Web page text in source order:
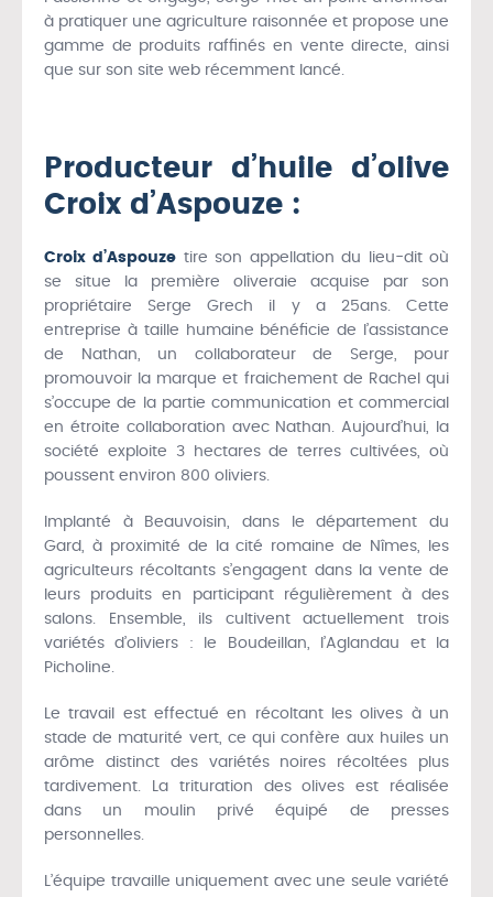
à pratiquer une agriculture raisonnée et propose une
gamme de produits raffinés en vente directe, ainsi
que sur son site web récemment lancé.
Producteur d’huile d’olive
Croix d’Aspouze :
Croix d’Aspouze tire son appellation du lieu-dit où
se situe la première oliveraie acquise par son
propriétaire Serge Grech il y a 25ans. Cette
entreprise à taille humaine bénéficie de l’assistance
de Nathan, un collaborateur de Serge, pour
promouvoir la marque et fraichement de Rachel qui
s’occupe de la partie communication et commercial
en étroite collaboration avec Nathan. Aujourd’hui, la
société exploite 3 hectares de terres cultivées, où
poussent environ 800 oliviers.
Implanté à Beauvoisin, dans le département du
Gard, à proximité de la cité romaine de Nîmes, les
agriculteurs récoltants s’engagent dans la vente de
leurs produits en participant régulièrement à des
salons. Ensemble, ils cultivent actuellement trois
variétés d’oliviers : le Boudeillan, l’Aglandau et la
Picholine.
Le travail est effectué en récoltant les olives à un
stade de maturité vert, ce qui confère aux huiles un
arôme distinct des variétés noires récoltées plus
tardivement. La trituration des olives est réalisée
dans un moulin privé équipé de presses
personnelles.
L’équipe travaille uniquement avec une seule variété